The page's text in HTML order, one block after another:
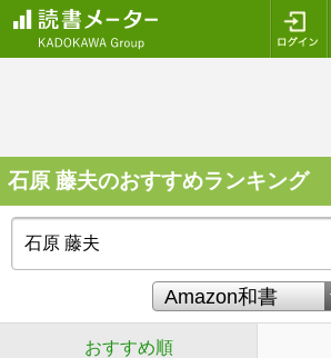
石原 藤夫のおすすめランキング
おすすめ順